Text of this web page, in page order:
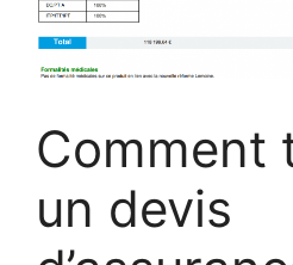
Comment
un devis